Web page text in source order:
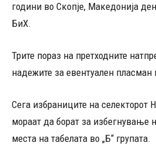
години во Скопје, Македонија
БиХ.
Трите пораз на претходните
надежите за евентуален пласман
Сега избраниците на селекторот
мораат да борат за избегнување
места на табелата во „Б“ групата.